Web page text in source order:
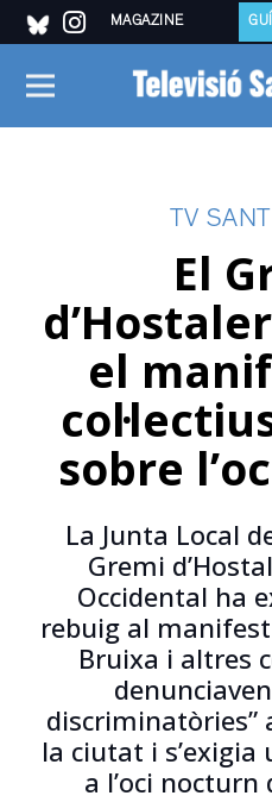
MAGAZINE
TV
El
el
sobre
La Junta Local
Gremi
Occidental ha
rebuig al
Bruixa i altres
discriminatòries”
la ciutat i s’exigia
a l’oci nocturn